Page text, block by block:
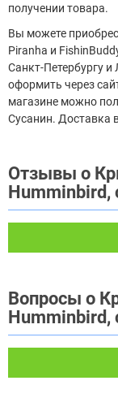
получении товара.
Вы можете
Piranha и
Санкт-Петербургу
оформить через
магазине можно
Сусанин. Доставка
Отзывы о
Humminbird,
Вопросы о
Humminbird,